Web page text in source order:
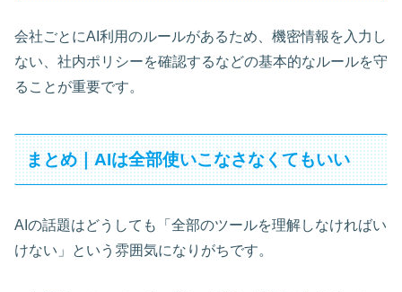
会社ごとにAI利用のルールがあるため、機密情報を入力し
ない、社内ポリシーを確認するなどの基本的なルールを守
ることが重要です。
まとめ｜AIは全部使いこなさなくてもいい
AIの話題はどうしても「全部のツールを理解しなければい
けない」という雰囲気になりがちです。